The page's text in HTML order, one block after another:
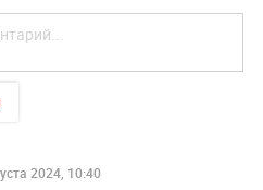
2024, 10:40